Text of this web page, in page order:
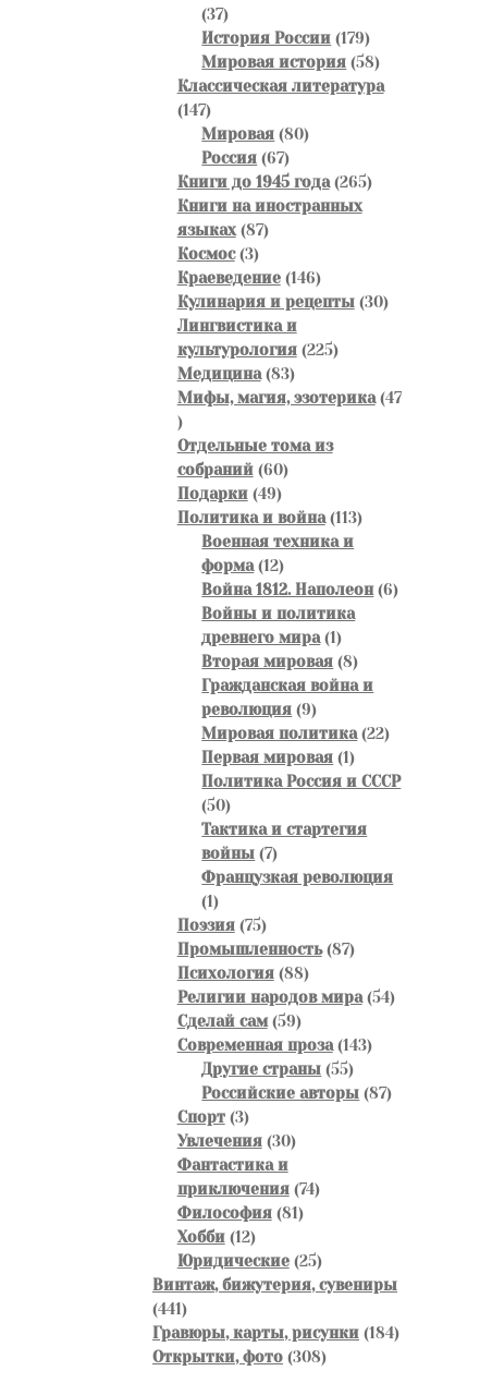
3737
товаров
История России 179179
товаров
Мировая история 5858
товаров
Классическая литература
147147
товаров
Мировая 8080
Россия 6767
товаров
Книги до 1945 года 265265
Книги на иностранных
языках 8787
Космос 33
товара
Краеведение 146146
товаров
Кулинария и рецепты 3030
Лингвистика и
культурология 225225
Медицина 8383
товара
Мифы, магия, эзотерика 47
47
товаров
Отдельные тома из
собраний 6060
товаров
Подарки 4949
товаров
Политика и война 113113
Военная техника и
форма 1212
товаров
Война 1812. Наполеон 66
Войны и политика
древнего мира 11
товар
Вторая мировая 88
товаров
Гражданская война и
революция 99
товаров
Мировая политика 2222
Первая мировая 11
товар
Политика Россия и СССР
5050
товаров
Тактика и стартегия
войны 77
товаров
Французкая революция
11
товар
Поэзия 7575
товаров
Промышленность 8787
Психология 8888
товаров
Религии народов мира 5454
Сделай сам 5959
товаров
Современная проза 143143
Другие страны 5555
товаров
Российские авторы 8787
Спорт 33
товара
Увлечения 3030
Фантастика и
приключения 7474
Философия 8181
Хобби 1212
товаров
Юридические 2525
товаров
Винтаж, бижутерия, сувениры
441441
товар
Гравюры, карты, рисунки 184184
Открытки, фото 308308